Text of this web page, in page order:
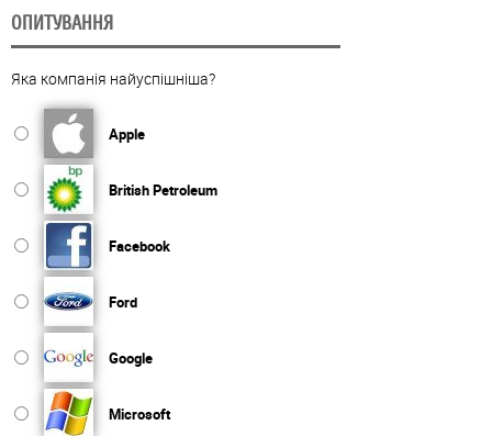
ОПИТУВАННЯ
Яка компанія найуспішніша?
Apple
British Petroleum
Facebook
Ford
Google
Microsoft